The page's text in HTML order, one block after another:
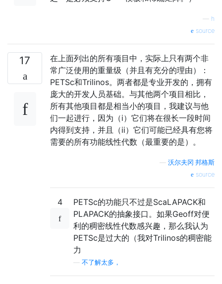
h
source
17
在上面列出的所有项目中，实际上只有两个非
常广泛使用的重量级（并且有充分的理由）：
PETSc和Trilinos。两者都是专业开发的，拥有
庞大的开发人员基础。与其他两个项目相比，
所有其他项目都是相当小的项目，我建议与他
们一起进行，因为（i）它们将在很长一段时间
内得到支持，并且（ii）它们可能已经具有您将
需要的所有功能线性代数（最重要的是）。
沃尔夫冈·邦格斯
source
4
PETSc的功能只不过是ScaLAPACK和
PLAPACK的抽象接口。如果Geoff对便
利的稠密线性代数感兴趣，那么我认为
PETSc是过大的（我对Trilinos的稠密能
力
不了解太多，